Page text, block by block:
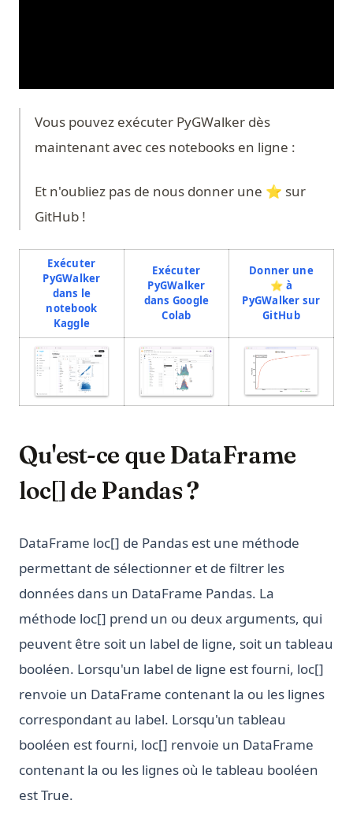
Vous pouvez exécuter PyGWalker dès
maintenant avec ces notebooks en ligne :
Et n'oubliez pas de nous donner une ⭐️ sur
GitHub !
Exécuter
PyGWalker
dans le
notebook
Kaggle(opens in a new tab)
Exécuter
PyGWalker
dans Google
Colab(opens in a new tab)
Donner une
⭐️ à
PyGWalker sur
GitHub(opens in
(opens in a new tab)(opens in a new tab)(opens in
Qu'est-ce que DataFrame
loc[] de Pandas ?
DataFrame loc[] de Pandas est une méthode
permettant de sélectionner et de filtrer les
données dans un DataFrame Pandas. La
méthode loc[] prend un ou deux arguments, qui
peuvent être soit un label de ligne, soit un tableau
booléen. Lorsqu'un label de ligne est fourni, loc[]
renvoie un DataFrame contenant la ou les lignes
correspondant au label. Lorsqu'un tableau
booléen est fourni, loc[] renvoie un DataFrame
contenant la ou les lignes où le tableau booléen
est True.